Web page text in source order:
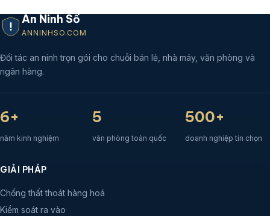
An Ninh Số
ANNINHSO.COM
Đối tác an ninh trọn gói cho chuỗi bán lẻ, nhà máy, văn phòng và
ngân hàng.
6+
năm kinh nghiệm
5
văn phòng toàn quốc
500+
doanh nghiệp tin chọn
GIẢI PHÁP
Chống thất thoát hàng hoá
Kiểm soát ra vào